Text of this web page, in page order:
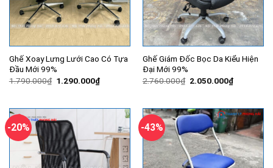
Ghế Xoay Lưng Lưới Cao Có Tựa
Đầu Mới 99%
1.790.000₫ Giá
1.290.000₫Giá
hiện
1.290.000₫.
Ghế Giám Đốc Bọc Da Kiểu Hiện
Đại Mới 99%
2.760.000₫ Giá
2.050.000₫Giá
hiện
-20% -43%